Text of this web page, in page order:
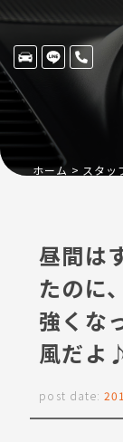
ホーム スタッ
昼間は
たのに
強くな
風だよ♪
post date: